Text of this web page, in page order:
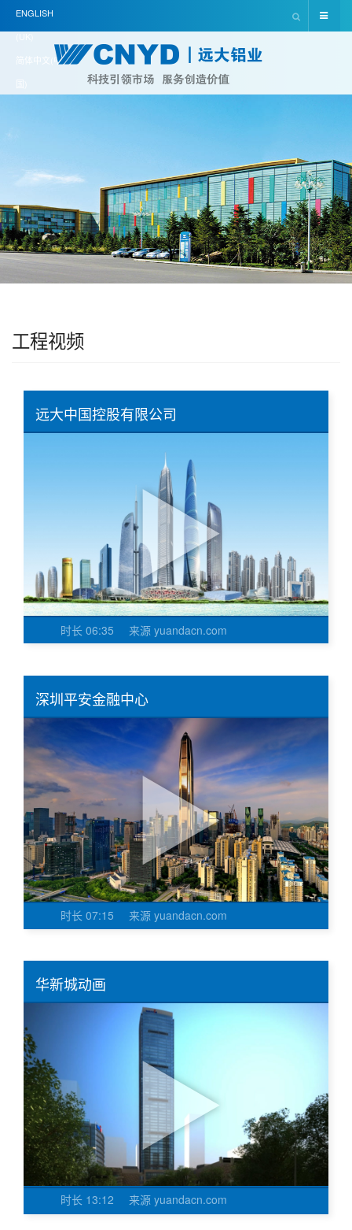
ENGLISH
(UK)
简体中文(中
国)
工程视频
远大中国控股有限公司
时长 06:35 来源 yuandacn.com
深圳平安金融中心
时长 07:15 来源 yuandacn.com
华新城动画
时长 13:12 来源 yuandacn.com